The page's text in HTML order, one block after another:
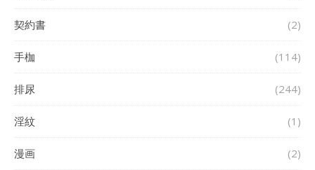
契約書 (2)
手枷 (114)
排尿 (244)
淫紋 (1)
漫画 (2)